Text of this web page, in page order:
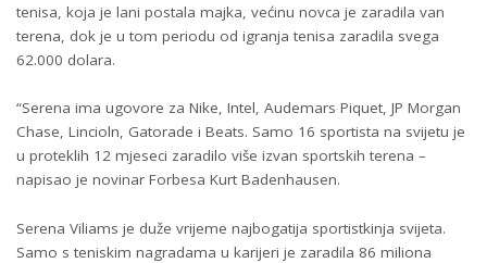
tenisa, koja je lani postala majka, većinu novca je zaradila van
terena, dok je u tom periodu od igranja tenisa zaradila svega
62.000 dolara.
“Serena ima ugovore za Nike, Intel, Audemars Piquet, JP Morgan
Chase, Lincioln, Gatorade i Beats. Samo 16 sportista na svijetu je
u proteklih 12 mjeseci zaradilo više izvan sportskih terena –
napisao je novinar Forbesa Kurt Badenhausen.
Serena Viliams je duže vrijeme najbogatija sportistkinja svijeta.
Samo s teniskim nagradama u karijeri je zaradila 86 miliona